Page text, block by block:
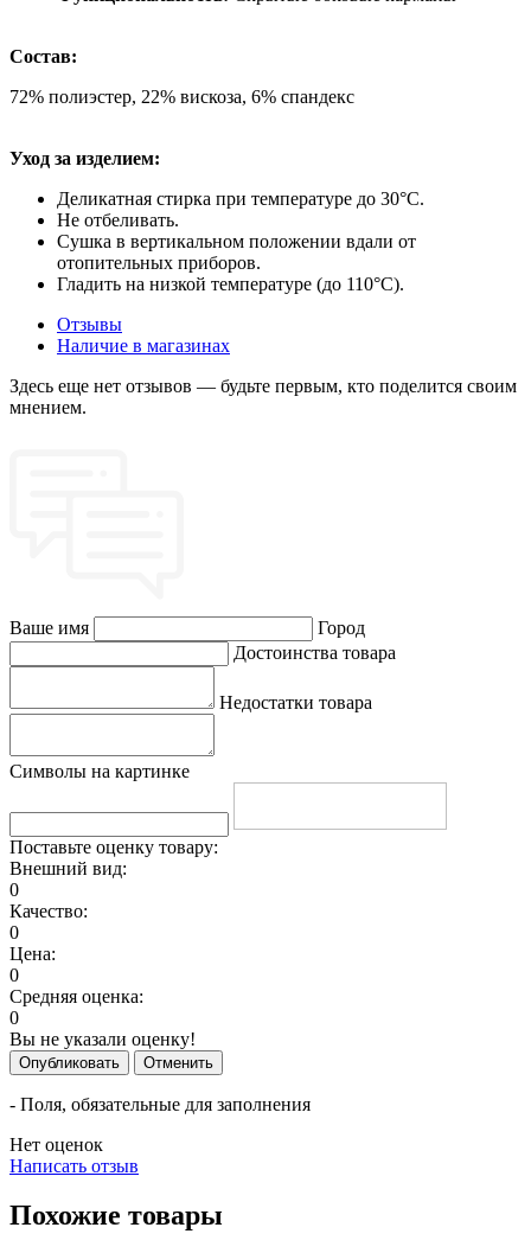
Состав:
72% полиэстер, 22% вискоза, 6% спандекс
Уход за изделием:
Деликатная стирка при температуре до 30°C.
Не отбеливать.
Сушка в вертикальном положении вдали от
отопительных приборов.
Гладить на низкой температуре (до 110°C).
Отзывы
Наличие в магазинах
Здесь еще нет отзывов — будьте первым, кто поделится своим
мнением.
Ваше имя
Город
Достоинства товара
Недостатки товара
Символы на картинке
Поставьте оценку товару:
Внешний вид:
0
Качество:
0
Цена:
0
Средняя оценка:
0
Вы не указали оценку!
Опубликовать Отменить
- Поля, обязательные для заполнения
Нет оценок
Написать отзыв
Похожие товары